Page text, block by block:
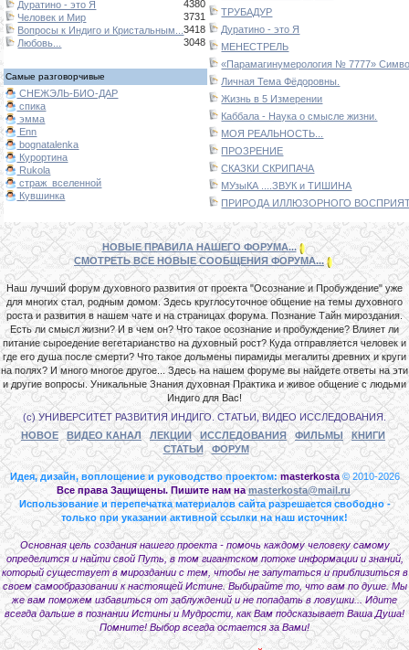
Дуратино - это Я
4380
Человек и Мир
3731
Вопросы к Индиго и Кристальным...3418
Любовь...
3048
ТРУБАДУР
Дуратино - это Я
МЕНЕСТРЕЛЬ
«Парамагинумерология № 7777»
Личная Тема Фёдоровны.
Жизнь в 5 Измерении
Каббала - Наука о смысле жизни.
МОЯ РЕАЛЬНОСТЬ...
ПРОЗРЕНИЕ
СКАЗКИ СКРИПАЧА
МУзыКА ....ЗВУК и ТИШИНА
ПРИРОДА ИЛЛЮЗОРНОГО
Самые разговорчивые
СНЕЖЭЛЬ-БИО-ДАР
спика
эмма
Enn
bognatalenka
Курортина
Rukola
страж_вселенной
Кувшинка
НОВЫЕ ПРАВИЛА НАШЕГО ФОРУМА...
СМОТРЕТЬ ВСЕ НОВЫЕ СООБЩЕНИЯ ФОРУМА...
Наш лучший форум духовного развития от проекта "Осознание и Пробуждение" уже
для многих стал, родным домом. Здесь круглосуточное общение на темы духовного
роста и развития в нашем чате и на страницах форума. Познание Тайн мироздания.
Есть ли смысл жизни? И в чем он? Что такое осознание и пробуждение? Влияет ли
питание сыроедение вегетарианство на духовный рост? Куда отправляется человек и
где его душа после смерти? Что такое дольмены пирамиды мегалиты древних и круги
на полях? И много многое другое... Здесь на нашем форуме вы найдете ответы на эти
и другие вопросы. Уникальные Знания духовная Практика и живое общение с людьми
Индиго для Вас!
(с) УНИВЕРСИТЕТ РАЗВИТИЯ ИНДИГО. СТАТЬИ, ВИДЕО ИССЛЕДОВАНИЯ.
НОВОЕ
ВИДЕО КАНАЛ ЛЕКЦИИ ИССЛЕДОВАНИЯ ФИЛЬМЫ
КНИГИ
СТАТЬИ
ФОРУМ
Идея, дизайн, воплощение и руководство проектом: masterkosta © 2010-2026
Все права Защищены. Пишите нам наmasterkosta@mail.ru
Использование и перепечатка материалов сайта разрешается свободно -
только при указании активной ссылки на наш источник!
Основная цель создания нашего проекта - помочь каждому человеку самому
определится и найти свой Путь, в том гигантском потоке информации и знаний,
который существует в мироздании с тем, чтобы не запутаться и приблизиться в
своем самообразовании к настоящей Истине. Выбирайте то, что вам по душе. Мы
же вам поможем избавиться от заблуждений и не попадать в ловушки... Идите
всегда дальше в познании Истины и Мудрости, как Вам подсказывает Ваша Душа!
Помните! Выбор всегда остается за Вами!